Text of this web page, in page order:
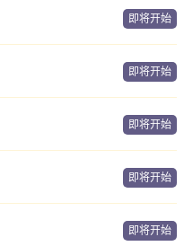
即将开始
即将开始
即将开始
即将开始
即将开始